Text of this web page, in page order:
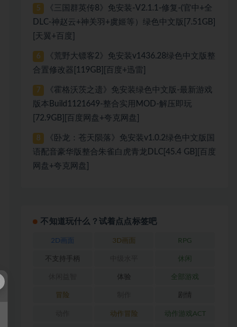
5
《三国群英传8》免安装-V2.1.1-修复-(官中+全
DLC-神赵云+神关羽+虞姬等）绿色中文版[7.51GB]
[天翼+百度]
6
《荒野大镖客2》免安装v1436.28绿色中文版整
合置修改器[119GB][百度+迅雷]
7
《霍格沃茨之遗》免安装绿色中文版-最新游戏
版本Build1121649-整合实用MOD-解压即玩
[72.9GB][百度网盘+夸克网盘]
8
《卧龙：苍天陨落》免安装v1.0.2绿色中文版国
语配音豪华版整合朱雀白虎青龙DLC[45.4 GB][百度
网盘+夸克网盘]
不知道玩什么？试着点点标签吧
2D画面 3D画面 RPG
不支持手柄 休闲
体验 全部游戏
冒险 剧情
动作冒险 动作游戏ACT